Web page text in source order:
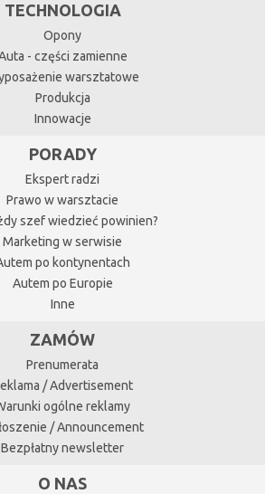
TECHNOLOGIA
Opony
- części zamienne
warsztatowe
Produkcja
Innowacje
PORADY
Ekspert radzi
Prawo w warsztacie
szef wiedzieć powinien?
Marketing w serwisie
po kontynentach
Autem po Europie
Inne
ZAMÓW
Prenumerata
/ Advertisement
ogólne reklamy
/ Announcement
Bezpłatny newsletter
O NAS